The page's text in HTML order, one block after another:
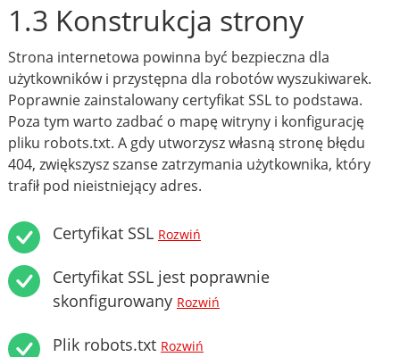
1.3 Konstrukcja strony
Strona internetowa powinna być bezpieczna dla
użytkowników i przystępna dla robotów wyszukiwarek.
Poprawnie zainstalowany certyfikat SSL to podstawa.
Poza tym warto zadbać o mapę witryny i konfigurację
pliku robots.txt. A gdy utworzysz własną stronę błędu
404, zwiększysz szanse zatrzymania użytkownika, który
trafił pod nieistniejący adres.
Certyfikat SSL Rozwiń
Certyfikat SSL jest poprawnie
skonfigurowany Rozwiń
Plik robots.txt Rozwiń